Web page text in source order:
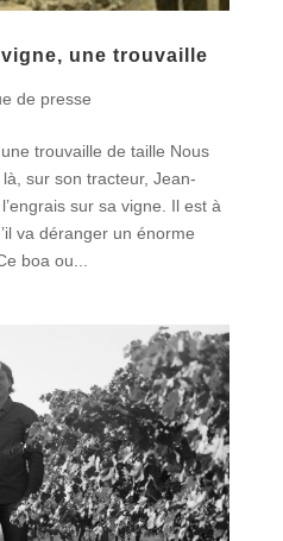
une trouvaille
de presse
trouvaille de taille Nous
sur son tracteur, Jean-
sur sa vigne. Il est à
va déranger un énorme
boa ou...